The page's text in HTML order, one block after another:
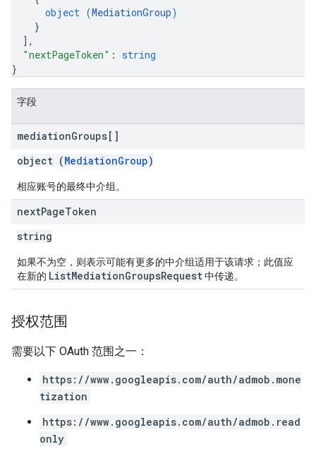
object (MediationGroup)
}
] ,
"nextPageToken" : string
}
字段
mediationGroups[]
object (MediationGroup)
相应账号的最终中介组。
nextPageToken
string
如果不为空，则表示可能有更多的中介组适用于该请求；此值应
在新的 ListMediationGroupsRequest中传递。
授权范围
需要以下 OAuth 范围之一：
https://www.googleapis.com/auth/admob.mone
tization
https://www.googleapis.com/auth/admob.read
only